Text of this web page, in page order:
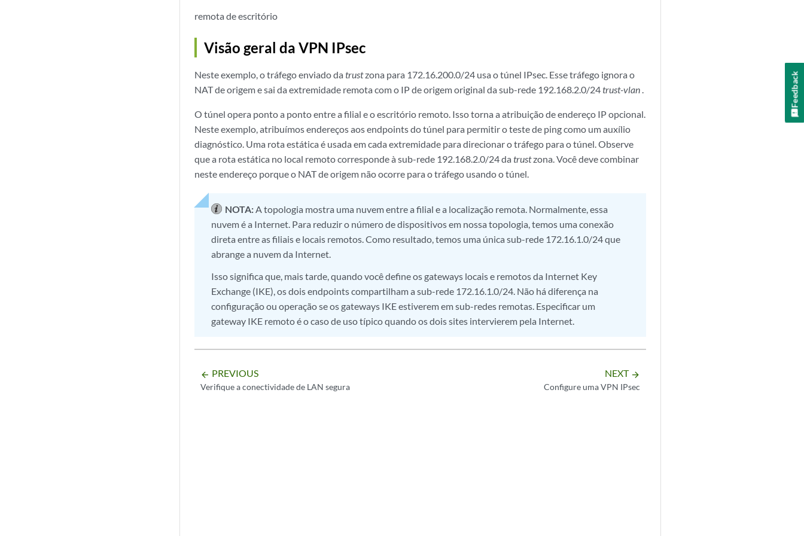
remota de escritório
Visão geral da VPN IPsec
Neste exemplo, o tráfego enviado da trustzona para 172.16.200.0/24 usa o túnel IPsec. Esse tráfego ignora o
NAT de origem e sai da extremidade remota com o IP de origem original da sub-rede 192.168.2.0/24trust-vlan .
O túnel opera ponto a ponto entre a filial e o escritório remoto. Isso torna a atribuição de endereço IP opcional.
Neste exemplo, atribuímos endereços aos endpoints do túnel para permitir o teste de ping como um auxílio
diagnóstico. Uma rota estática é usada em cada extremidade para direcionar o tráfego para o túnel. Observe
que a rota estática no local remoto corresponde à sub-rede 192.168.2.0/24 da trustzona. Você deve combinar
neste endereço porque o NAT de origem não ocorre para o tráfego usando o túnel.
NOTA:A topologia mostra uma nuvem entre a filial e a localização remota. Normalmente, essa
nuvem é a Internet. Para reduzir o número de dispositivos em nossa topologia, temos uma conexão
direta entre as filiais e locais remotos. Como resultado, temos uma única sub-rede 172.16.1.0/24 que
abrange a nuvem da Internet.
Isso significa que, mais tarde, quando você define os gateways locais e remotos da Internet Key
Exchange (IKE), os dois endpoints compartilham a sub-rede 172.16.1.0/24. Não há diferença na
configuração ou operação se os gateways IKE estiverem em sub-redes remotas. Especificar um
gateway IKE remoto é o caso de uso típico quando os dois sites intervierem pela Internet.
arrow_backward PREVIOUS
Verifique a conectividade de LAN segura
NEXT arrow_forward
Configure uma VPN IPsec
Feedback